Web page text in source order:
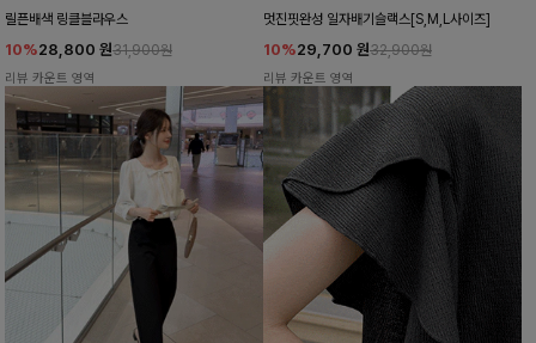
릴픈배색 링클블라우스
10%28,800 원31,900원
리뷰 카운트 영역
멋진핏완성 일자배기슬랙스[S,M,L사이즈]
10%29,700 원32,900원
리뷰 카운트 영역